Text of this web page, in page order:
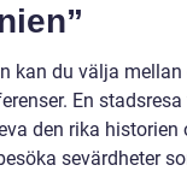
kan du välja
En
den rika
sevärdheter